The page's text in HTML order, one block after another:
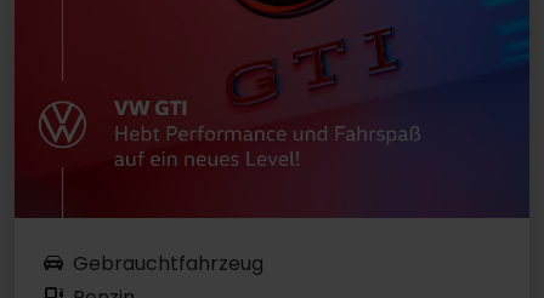
Gebrauchtfahrzeug